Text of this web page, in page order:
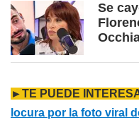
Se
►TE PUEDE
locura por la foto viral